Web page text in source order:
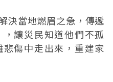
決當地燃眉之急，傳遞
，讓災民知道他們不孤
傷中走出來，重建家